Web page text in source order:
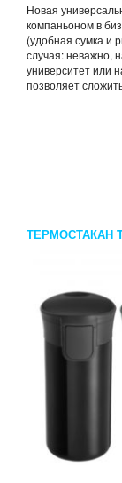
Новая
компаньоном в
(удобная сумка и
случая: неважно,
университет или
позволяет
ТЕРМОСТАКАН